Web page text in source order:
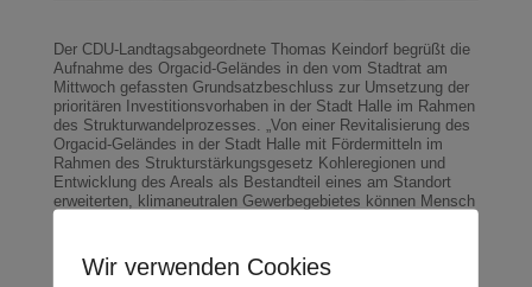
Der CDU-Landtagsabgeordnete Thomas Keindorf begrüßt die
Aufnahme des Orgacid-Geländes in den vom Stadtrat am
Mittwoch gefassten Grundsatzbeschluss zur Umsetzung der
prioritären Investitionsvorhaben in der Stadt Halle im Rahmen
des Strukturwandelprozesses. „Von einer Revitalisierung des
Orgacid-Geländes in der Stadt Halle mit Fördermitteln im
Rahmen des Strukturstärkungsgesetz Kohleregionen und
Entwicklung des Areals als Bestandteil eines am Standort
erweiterten, klimaneutralen Gewerbegebietes können Mensch
intensive Gespräche und Abstimmungen zwischen der Stadt
Halle, dem Bund und dem Land erforderlich. Die
Wir verwenden Cookies